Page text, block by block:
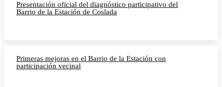
Presentación oficial del diagnóstico participativo del
Barrio de la Estación de Coslada
Primeras mejoras en el Barrio de la Estación con
participación vecinal